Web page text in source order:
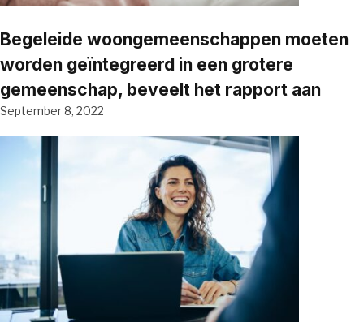
Begeleide woongemeenschappen moeten
worden geïntegreerd in een grotere
gemeenschap, beveelt het rapport aan
September 8, 2022